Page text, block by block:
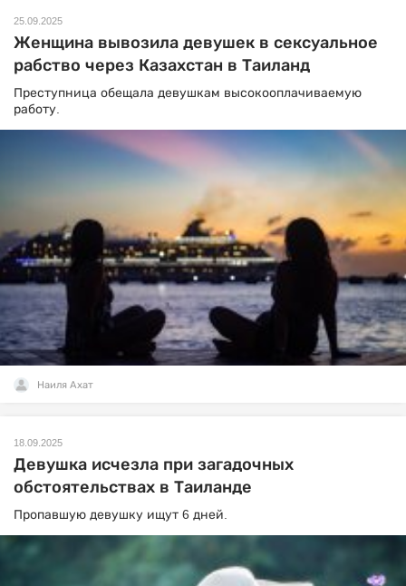
25.09.2025
Женщина вывозила девушек в сексуальное
рабство через Казахстан в Таиланд
Преступница обещала девушкам высокооплачиваемую
работу.
Наиля Ахат
18.09.2025
Девушка исчезла при загадочных
обстоятельствах в Таиланде
Пропавшую девушку ищут 6 дней.